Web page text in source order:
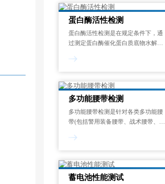
化配方设计并满足法规要求，广泛应
用于化工、涂料、
蛋白酶活性检测
蛋白酶活性检测是在规定条件下，通
过测定蛋白酶催化蛋白质底物水解生
能力的标准化测试过程。酶活力单位
pH条件下，1分钟内水解蛋白质底物
释放1μmol显色呈
多功能腰带检测
多功能腰带检测是针对各类多功能腰
带(包括警用装备腰带、战术腰带、工
性能、化学安全性、环境适应性和使
程。其目的在于验证腰带是否符合国
家强制性
蓄电池性能测试